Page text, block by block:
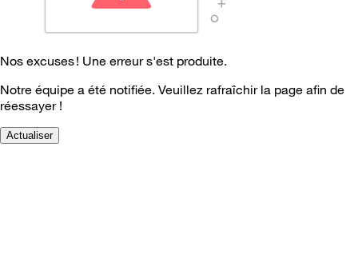
Nos excuses ! Une erreur s'est produite.
Notre équipe a été notifiée. Veuillez rafraîchir la page afin de
réessayer !
Actualiser